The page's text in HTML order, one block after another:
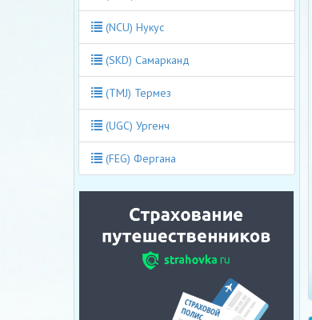
(NCU) Нукус
(SKD) Самарканд
(TMJ) Термез
(UGC) Ургенч
(FEG) Фергана